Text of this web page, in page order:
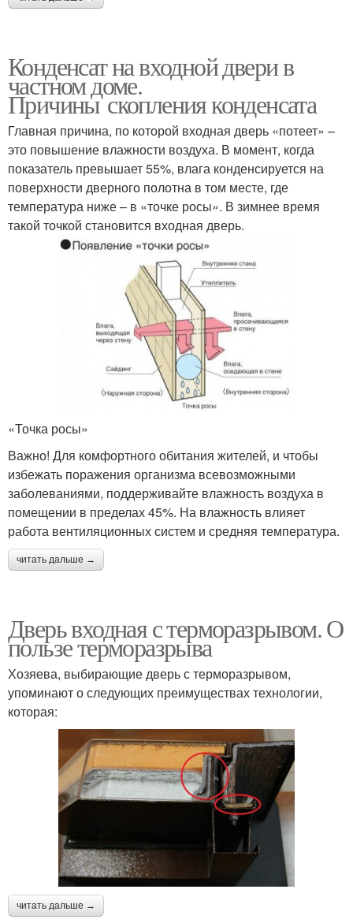
Конденсат на входной двери в
частном доме.
Причины скопления конденсата
Главная причина, по которой входная дверь «потеет» –
это повышение влажности воздуха. В момент, когда
показатель превышает 55%, влага конденсируется на
поверхности дверного полотна в том месте, где
температура ниже – в «точке росы». В зимнее время
такой точкой становится входная дверь.
«Точка росы»
Важно! Для комфортного обитания жителей, и чтобы
избежать поражения организма всевозможными
заболеваниями, поддерживайте влажность воздуха в
помещении в пределах 45%. На влажность влияет
работа вентиляционных систем и средняя температура.
читать дальше →
Дверь входная с терморазрывом. О
пользе терморазрыва
Хозяева, выбирающие дверь с терморазрывом,
упоминают о следующих преимуществах технологии,
которая:
читать дальше →